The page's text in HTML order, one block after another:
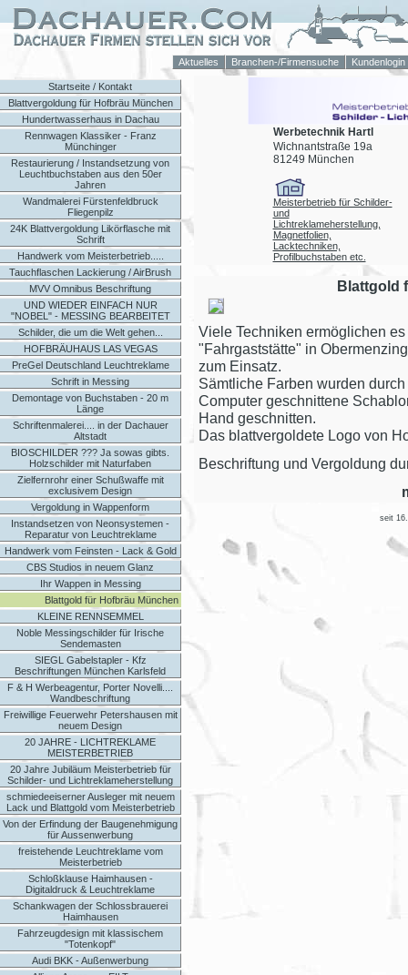
Aktuelles Branchen-/Firmensuche Kundenlogin
Startseite / Kontakt
Blattvergoldung für Hofbräu München
Hundertwasserhaus in Dachau
Rennwagen Klassiker - Franz
Münchinger
Restaurierung / Instandsetzung von
Leuchtbuchstaben aus den 50er
Jahren
Wandmalerei Fürstenfeldbruck
Fliegenpilz
24K Blattvergoldung Likörflasche mit
Schrift
Handwerk vom Meisterbetrieb.....
Tauchflaschen Lackierung / AirBrush
MVV Omnibus Beschriftung
UND WIEDER EINFACH NUR
"NOBEL" - MESSING BEARBEITET
Schilder, die um die Welt gehen...
HOFBRÄUHAUS LAS VEGAS
PreGel Deutschland Leuchtreklame
Schrift in Messing
Demontage von Buchstaben - 20 m
Länge
Schriftenmalerei.... in der Dachauer
Altstadt
BIOSCHILDER ??? Ja sowas gibts.
Holzschilder mit Naturfaben
Zielfernrohr einer Schußwaffe mit
exclusivem Design
Vergoldung in Wappenform
Instandsetzen von Neonsystemen -
Reparatur von Leuchtreklame
Handwerk vom Feinsten - Lack & Gold
CBS Studios in neuem Glanz
Ihr Wappen in Messing
Blattgold für Hofbräu München
KLEINE RENNSEMMEL
Noble Messingschilder für Irische
Sendemasten
SIEGL Gabelstapler - Kfz
Beschriftungen München Karlsfeld
F & H Werbeagentur, Porter Novelli....
Wandbeschriftung
Freiwillige Feuerwehr Petershausen mit
neuem Design
20 JAHRE - LICHTREKLAME
MEISTERBETRIEB
20 Jahre Jubiläum Meisterbetrieb für
Schilder- und Lichtreklameherstellung
schmiedeeiserner Ausleger mit neuem
Lack und Blattgold vom Meisterbetrieb
Von der Erfindung der Baugenehmigung
für Aussenwerbung
freistehende Leuchtreklame vom
Meisterbetrieb
Schloßklause Haimhausen -
Digitaldruck & Leuchtreklame
Schankwagen der Schlossbrauerei
Haimhausen
Fahrzeugdesign mit klassischem
"Totenkopf"
Audi BKK - Außenwerbung
Werbetechnik Hartl
Wichnantstraße 19a
81249 München
Meisterbetrieb für Schilder-
und
Lichtreklameherstellung,
Magnetfolien,
Lacktechniken,
Profilbuchstaben etc.
Blattgold
Viele Techniken ermöglichen
"Fahrgaststätte" in
zum Einsatz.
Sämtliche Farben wurden
Computer geschnittene
Hand geschnitten.
Das blattvergoldete Logo von
Beschriftung und Vergoldung
seit